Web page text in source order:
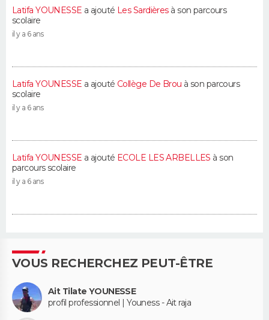
Latifa YOUNESSE a ajouté Les Sardièresà son parcours
scolaire
il y a 6 ans
Latifa YOUNESSE a ajouté Collège De Brou à son parcours
scolaire
il y a 6 ans
Latifa YOUNESSE a ajouté ECOLE LES ARBELLES à son
parcours scolaire
il y a 6 ans
VOUS RECHERCHEZ PEUT-ÊTRE
Ait Tilate YOUNESSE
profil professionnel | Youness - Ait raja